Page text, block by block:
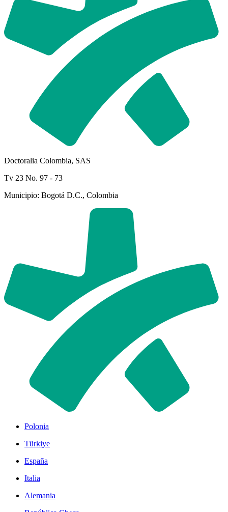
Doctoralia Colombia, SAS
Tv 23 No. 97 - 73
Municipio: Bogotá D.C., Colombia
Polonia
Türkiye
España
Italia
Alemania